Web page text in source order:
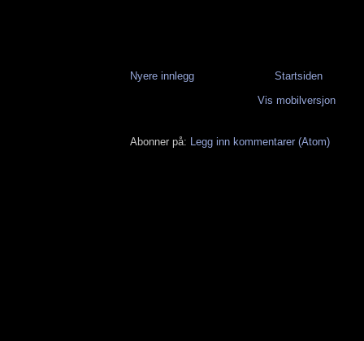
Nyere innlegg
Startsiden
Vis mobilversjon
Abonner på: Legg inn kommentarer (Atom)